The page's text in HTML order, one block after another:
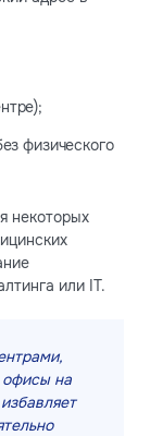
физического
некоторых
или IT.
офисы на